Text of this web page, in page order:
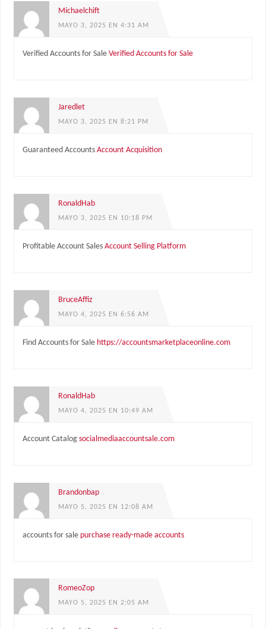
Michaelchift
MAYO 3, 2025 EN 4:31 AM
Verified Accounts for Sale Verified Accounts for Sale
Jaredlet
MAYO 3, 2025 EN 8:21 PM
Guaranteed Accounts Account Acquisition
RonaldHab
MAYO 3, 2025 EN 10:18 PM
Profitable Account Sales Account Selling Platform
BruceAffiz
MAYO 4, 2025 EN 6:56 AM
Find Accounts for Sale https://accountsmarketplaceonline.com
RonaldHab
MAYO 4, 2025 EN 10:49 AM
Account Catalog socialmediaaccountsale.com
Brandonbap
MAYO 5, 2025 EN 12:08 AM
accounts for sale purchase ready-made accounts
RomeoZop
MAYO 5, 2025 EN 2:05 AM